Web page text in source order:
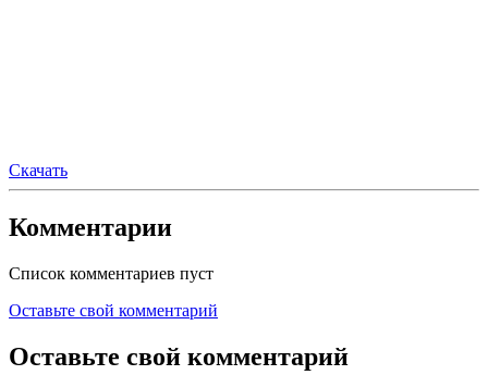
Скачать
Комментарии
Список комментариев пуст
Оставьте свой комментарий
Оставьте свой комментарий